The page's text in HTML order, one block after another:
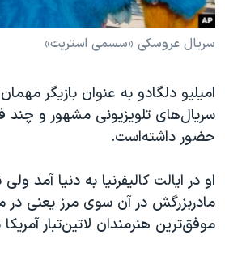
سریال عروسکی «سسمی استریت»
امیلیو دلگادو به عنوان بازیگر
سریال‌های تلویزیونی مشهور و چند
حضور داشته‌است.
او در ایالت کالیفرنیا به دنیا آمد
مادربزرگش در آن‌ سوی مرز یعنی در
موفق‌ترین هنرمندان لاتین‌تبار